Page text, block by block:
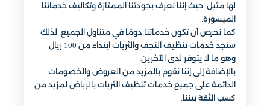
لها مثيل. حيث إننا نعرف بجودتنا الممتازة وتكاليف خدماتنا
الميسورة.
كما نحرص أن تكون خدماتنا دومًا في متناول الجميع. لذلك
ستجد خدمات تنظيف النجف والثريات ابتداء من 100 ريال
وهو ما لا يتوفر لدى الآخرين.
بالإضافة إلى إننا نقوم بالمزيد من العروض والخصومات
الدائمة على جميع خدمات تنظيف الثريات بالرياض لمزيد من
كسب الثقة بيننا.